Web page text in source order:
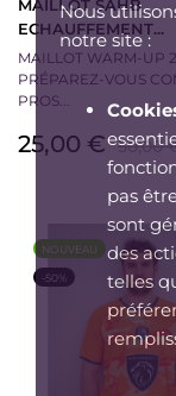
Nous
notre site :
pas
sont
des
telles
MAILLOT SAHB
ECHAUFFEMENT...
MAILLOT WARM-UP
PRÉPAREZ-VOUS
PROS...
Prix
25,00 € Prix
de
base
50,00
NOUVEAU
-50%